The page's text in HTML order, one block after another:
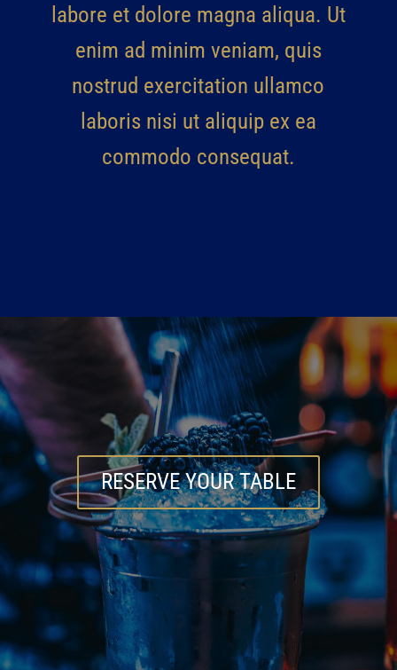
labore et dolore magna aliqua. Ut
enim ad minim veniam, quis
nostrud exercitation ullamco
laboris nisi ut aliquip ex ea
commodo consequat.
RESERVE YOUR TABLE